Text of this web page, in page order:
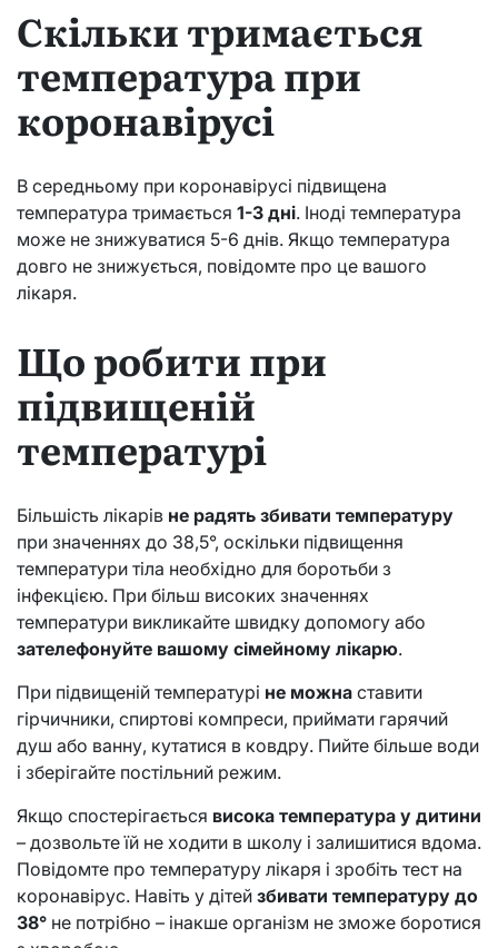
Скільки тримається
температура при
коронавірусі
В середньому при коронавірусі підвищена
температура тримається 1-3 дні. Іноді температура
може не знижуватися 5-6 днів. Якщо температура
довго не знижується, повідомте про це вашого
лікаря.
Що робити при
підвищеній
температурі
Більшість лікарів не радять збивати температуру
при значеннях до 38,5°, оскільки підвищення
температури тіла необхідно для боротьби з
інфекцією. При більш високих значеннях
температури викликайте швидку допомогу або
зателефонуйте вашому сімейному лікарю.
При підвищеній температурі не можна ставити
гірчичники, спиртові компреси, приймати гарячий
душ або ванну, кутатися в ковдру. Пийте більше води
і зберігайте постільний режим.
Якщо спостерігається висока температура у дитини
– дозвольте їй не ходити в школу і залишитися вдома.
Повідомте про температуру лікаря і зробіть тест на
коронавірус. Навіть у дітей збивати температуру до
38° не потрібно – інакше організм не зможе боротися